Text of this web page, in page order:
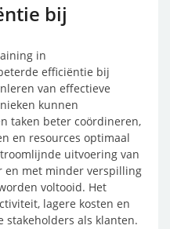
bij
in
efficiëntie bij
van effectieve
kunnen
taken beter coördineren,
en resources optimaal
uitvoering van
en met minder verspilling
voltooid. Het
lagere kosten en
als klanten.